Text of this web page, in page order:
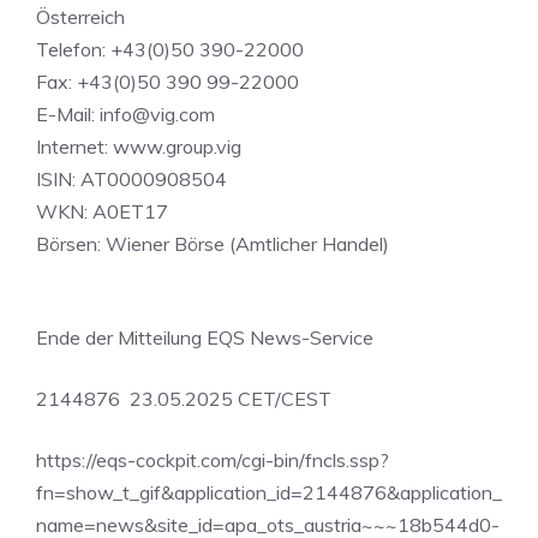
Österreich
Telefon: +43(0)50 390-22000
Fax: +43(0)50 390 99-22000
E-Mail: info@vig.com
Internet: www.group.vig
ISIN: AT0000908504
WKN: A0ET17
Börsen: Wiener Börse (Amtlicher Handel)
Ende der Mitteilung EQS News-Service
2144876 23.05.2025 CET/CEST
https://eqs-cockpit.com/cgi-bin/fncls.ssp?
fn=show_t_gif&application_id=2144876&application_
name=news&site_id=apa_ots_austria~~~18b544d0-